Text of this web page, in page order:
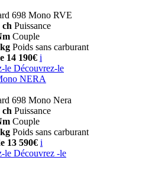
698 Mono RVE
ch Puissance
Couple
Poids sans carburant
14 190€ i
le Découvrez-le
NERA
698 Mono Nera
ch Puissance
Couple
Poids sans carburant
13 590€ i
le Découvrez -le